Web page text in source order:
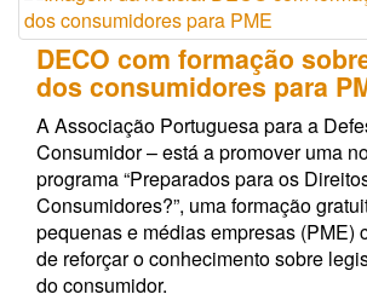
DECO com formação
dos consumidores para
A Associação Portuguesa para a
Consumidor – está a promover uma
programa “Preparados para os
Consumidores?”, uma formação
pequenas e médias empresas (PME)
de reforçar o conhecimento sobre
do consumidor.